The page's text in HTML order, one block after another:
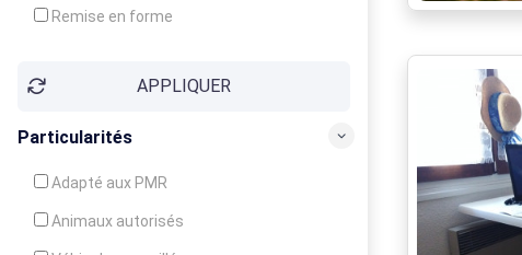
Remise en forme
Soins du corpsAPPLIQUER
Particularités
Adapté aux PMR
Animaux autorisés